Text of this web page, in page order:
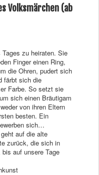
Volksmärchen (ab
zu heiraten. Sie
Finger einen Ring,
die Ohren, pudert sich
färbt sich die
Farbe. So setzt sie
sich einen Bräutigam
von ihren Eltern
besten. Ein
sich…
auf die alte
zurück, die sich in
auf unsere Tage